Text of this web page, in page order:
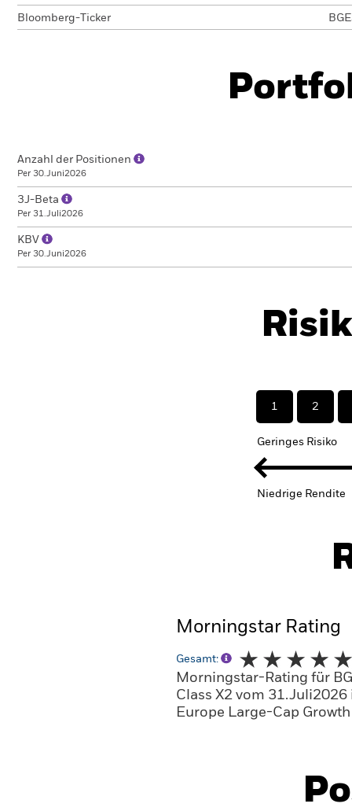
Bloomberg-Ticker
Anzahl der Positionen
Per 30.Juni2026
3J-Beta
Per 31.Juli2026
KBV
Per 30.Juni2026
1 2
Geringes Risiko
Niedrige Rendite
Morningstar Rating
Gesamt:
Morningstar-Rating für
Class X2 vom
Europe Large-Cap